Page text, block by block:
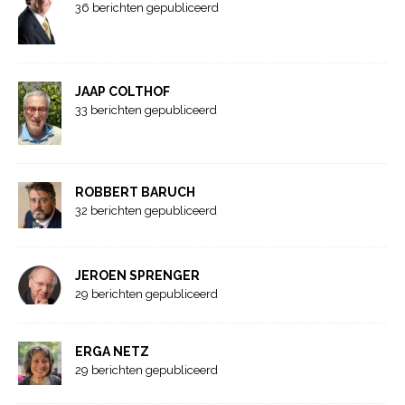
36 berichten gepubliceerd
JAAP COLTHOF
33 berichten gepubliceerd
ROBBERT BARUCH
32 berichten gepubliceerd
JEROEN SPRENGER
29 berichten gepubliceerd
ERGA NETZ
29 berichten gepubliceerd